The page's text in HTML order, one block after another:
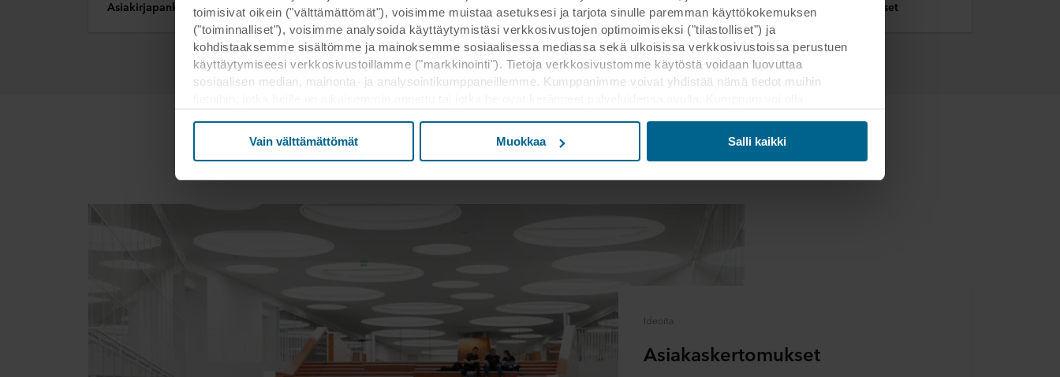
toimisivat oikein ("välttämättömät"), voisimme muistaa asetuksesi ja tarjota sinulle paremman käyttökokemuksen
("toiminnalliset"), voisimme analysoida käyttäytymistäsi verkkosivustojen optimoimiseksi ("tilastolliset") ja
kohdistaaksemme sisältömme ja mainoksemme sosiaalisessa mediassa sekä ulkoisissa verkkosivustoissa perustuen
käyttäytymiseesi verkkosivustoillamme ("markkinointi"). Tietoja verkkosivustomme käytöstä voidaan luovuttaa
sosiaalisen median, mainonta- ja analysointikumppaneillemme. Kumppanimme voivat yhdistää nämä tiedot muihin
Vain välttämättömät Muokkaa Salli kaikki
Rockfon® System Humitec Baffle™ | Asennusvideo
Rockfon® System Humitec Baffle™ -asennusohje
Rockfon® System Universal Baffle ™ | Vaijeri ripustus
Akustisten bafflejen suora asennus ripustamalla. Kiinnitysprofiileja on saatavana useina
väreinä ja baffleja voidaan säätää asennuksen jälkeen.
Katso video
Rockfon® System Eclipse Wall ™ | Seinävaimennuslevy asennus
Asiakirjapankki BIM-kirjasto Lue lisää Usein kysytyt kysymykset
Tutustu asiakaskertomuksiimme
Ideoita
Asiakaskertomukset